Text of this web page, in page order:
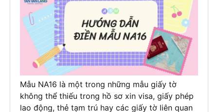
Mẫu NA16 là một trong những mẫu giấy tờ
không thể thiếu trong hồ sơ xin visa, giấy phép
lao động, thẻ tạm trú hay các giấy tờ liên quan